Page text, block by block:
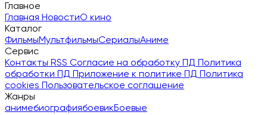
Главное
Главная НовостиО кино
Каталог
ФильмыМультфильмыСериалыАниме
Сервис
Контакты RSS Согласие на обработку ПД Политика
обработки ПД Приложение к политике ПД Политика
cookies Пользовательское соглашение
Жанры
анимебиографиябоевикБоевые